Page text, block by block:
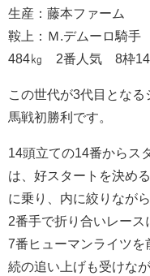
生産：藤本ファーム
鞍上：Ｍ.デムーロ騎手
484㎏ 2番人気 8枠14
この世代が3代目とな
馬戦初勝利です。
14頭立ての14番からス
は、好スタートを決め
に乗り、内に絞りながら
2番手で折り合いレース
7番ヒューマンライツを
続の追い上げも受けな